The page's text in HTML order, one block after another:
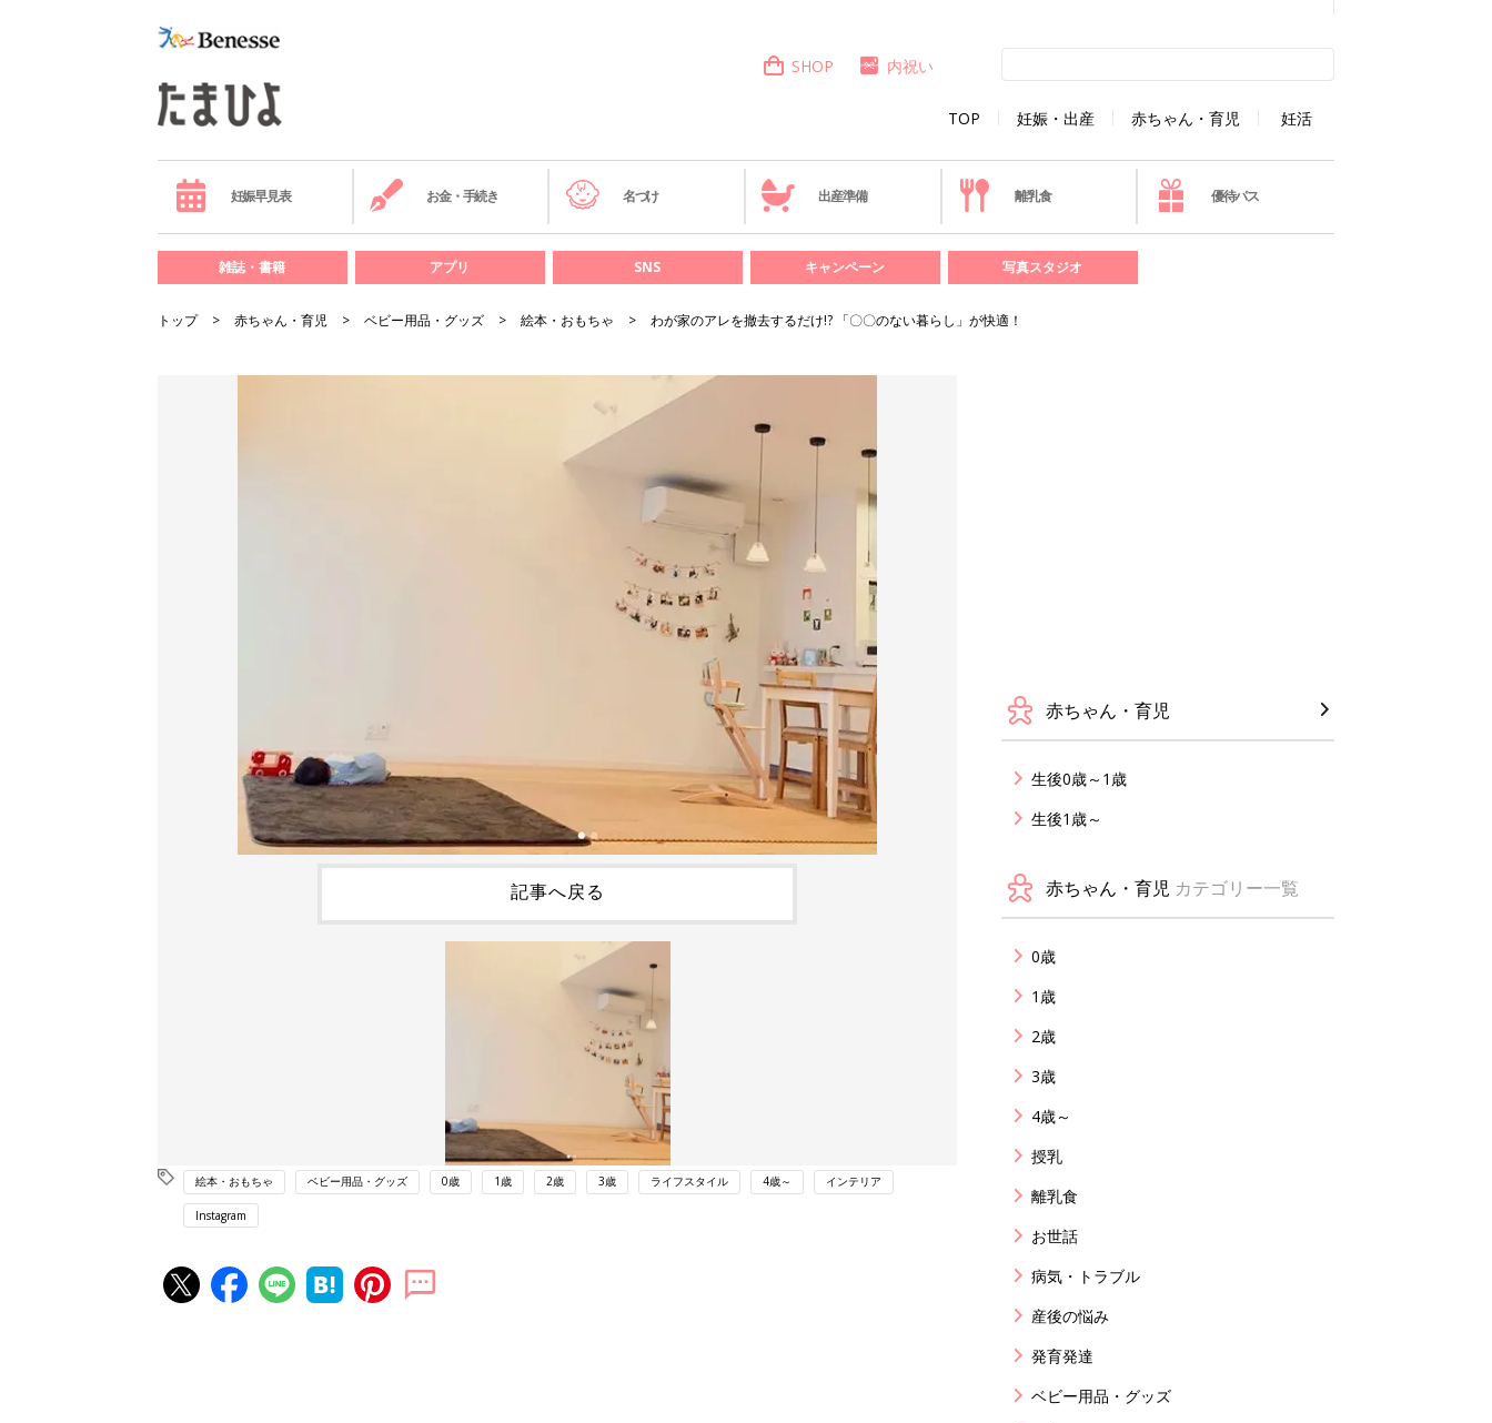
TOP 妊娠・出産 赤ちゃん・育児 妊活
SHOP 内祝い
妊娠早見表 お金・手続き 名づけ 出産準備 離乳食 優待パス
雑誌・書籍 アプリ SNS キャンペーン 写真スタジオ
トップ 赤ちゃん・育児 ベビー用品・グッズ 絵本・おもちゃ わが家のアレを撤去するだけ!? 「〇〇のない暮らし」が快適！
記事へ戻る
絵本・おもちゃ ベビー用品・グッズ 0歳 1歳 2歳 3歳 ライフスタイル 4歳～ インテリア
Instagram
赤ちゃん・育児
生後0歳～1歳
生後1歳～
赤ちゃん・育児 カテゴリー一覧
0歳
1歳
2歳
3歳
4歳～
授乳
離乳食
お世話
病気・トラブル
産後の悩み
発育発達
ベビー用品・グッズ